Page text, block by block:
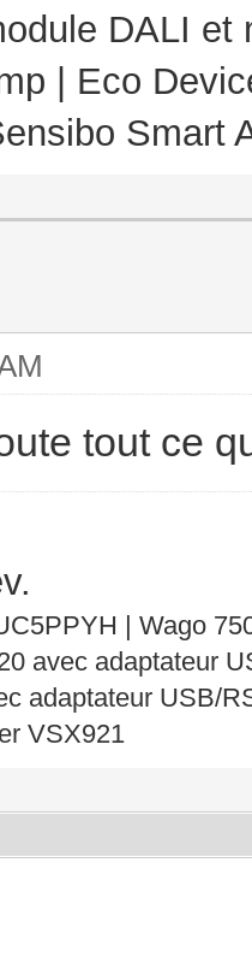
DALI
| Eco
Smart
tout ce
| Wago
avec adaptateur
adaptateur USB/
VSX921